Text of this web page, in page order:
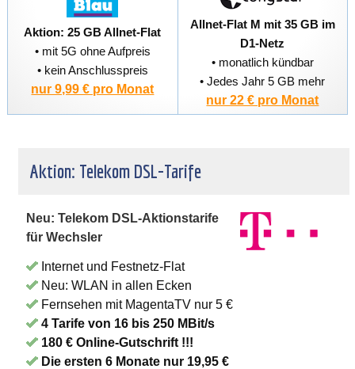
Aktion: 25 GB Allnet-Flat
• mit 5G ohne Aufpreis
• kein Anschlusspreis
nur 9,99 € pro Monat
Allnet-Flat M mit 35 GB im
D1-Netz
• monatlich kündbar
• Jedes Jahr 5 GB mehr
nur 22 € pro Monat
Aktion: Telekom DSL-Tarife
Neu: Telekom DSL-Aktionstarife
für Wechsler
Internet und Festnetz-Flat
Neu: WLAN in allen Ecken
Fernsehen mit MagentaTV nur 5 €
4 Tarife von 16 bis 250 MBit/s
180 € Online-Gutschrift !!!
Die ersten 6 Monate nur 19,95 €